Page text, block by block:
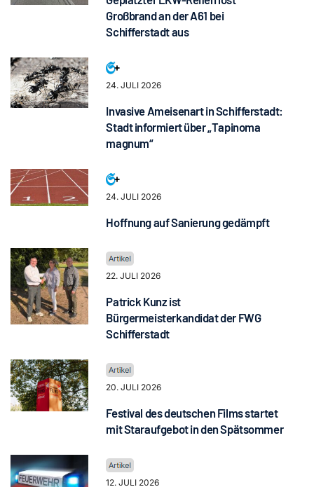
Großbrand an der A61 bei
Schifferstadt aus
24. JULI 2026
Invasive Ameisenart in Schifferstadt:
Stadt informiert über „Tapinoma
magnum“
24. JULI 2026
Hoffnung auf Sanierung gedämpft
22. JULI 2026
Patrick Kunz ist
Bürgermeisterkandidat der FWG
Schifferstadt
20. JULI 2026
Festival des deutschen Films startet
mit Staraufgebot in den Spätsommer
12. JULI 2026